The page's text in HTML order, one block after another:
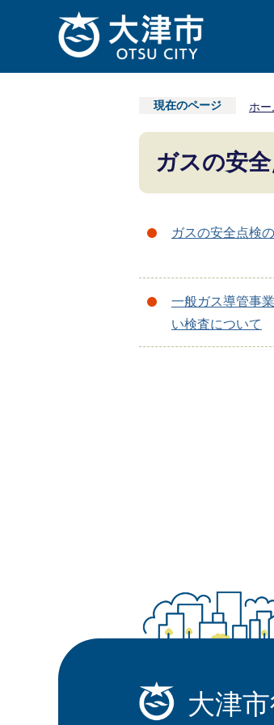
現在のページ ホー
ガスの安
ガスの安全点検
一般ガス導管事
い検査について
大津